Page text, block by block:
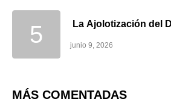
La Ajolotización del
junio 9, 2026
MÁS COMENTADAS